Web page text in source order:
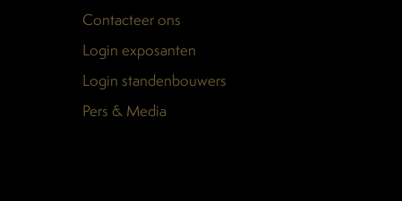
Contacteer ons
Login exposanten
Login standenbouwers
Pers & Media